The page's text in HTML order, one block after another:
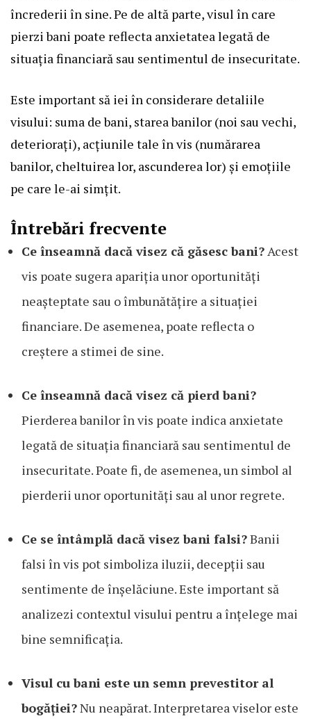
încrederii în sine. Pe de altă parte, visul în care
pierzi bani poate reflecta anxietatea legată de
situația financiară sau sentimentul de insecuritate.
Este important să iei în considerare detaliile
visului: suma de bani, starea banilor (noi sau vechi,
deteriorați), acțiunile tale în vis (numărarea
banilor, cheltuirea lor, ascunderea lor) și emoțiile
pe care le-ai simțit.
Întrebări frecvente
Ce înseamnă dacă visez că găsesc bani? Acest
vis poate sugera apariția unor oportunități
neașteptate sau o îmbunătățire a situației
financiare. De asemenea, poate reflecta o
creștere a stimei de sine.
Ce înseamnă dacă visez că pierd bani?
Pierderea banilor în vis poate indica anxietate
legată de situația financiară sau sentimentul de
insecuritate. Poate fi, de asemenea, un simbol al
pierderii unor oportunități sau al unor regrete.
Ce se întâmplă dacă visez bani falsi?Banii
falsi în vis pot simboliza iluzii, decepții sau
sentimente de înșelăciune. Este important să
analizezi contextul visului pentru a înțelege mai
bine semnificația.
Visul cu bani este un semn prevestitor al
bogăției?Nu neapărat. Interpretarea viselor este